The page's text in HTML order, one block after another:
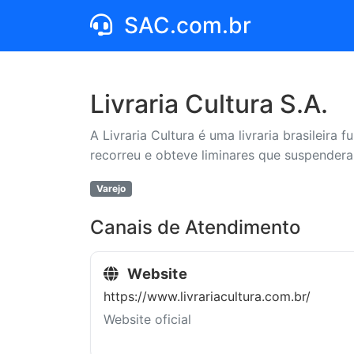
SAC.com.br
Livraria Cultura S.A.
A Livraria Cultura é uma livraria brasileira
recorreu e obteve liminares que
Varejo
Canais de Atendimento
Website
https://www.livrariacultura.com.br/
Website oficial